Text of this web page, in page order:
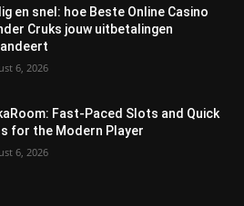
en snel: hoe Beste Online Casino
Cruks jouw uitbetalingen
6, 2026
Fast‑Paced Slots and Quick
for the Modern Player
6, 2026